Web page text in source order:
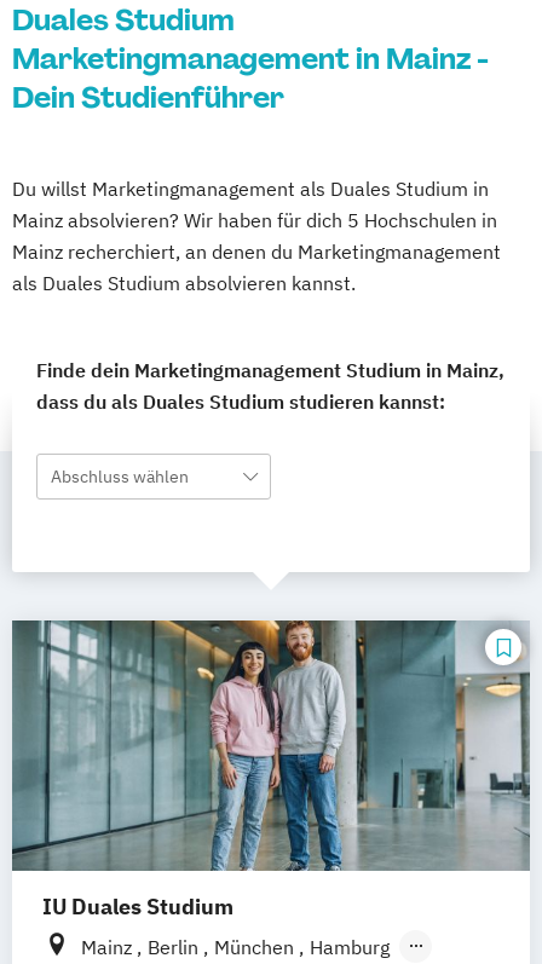
Duales Studium
Marketingmanagement in Mainz -
Dein Studienführer
Du willst Marketingmanagement als Duales Studium in
Mainz absolvieren? Wir haben für dich 5 Hochschulen in
Mainz recherchiert, an denen du Marketingmanagement
als Duales Studium absolvieren kannst.
Finde dein Marketingmanagement Studium in Mainz,
dass du als Duales Studium studieren kannst:
Abschluss wählen
IU Duales Studium
Mainz Berlin München
Hamburg